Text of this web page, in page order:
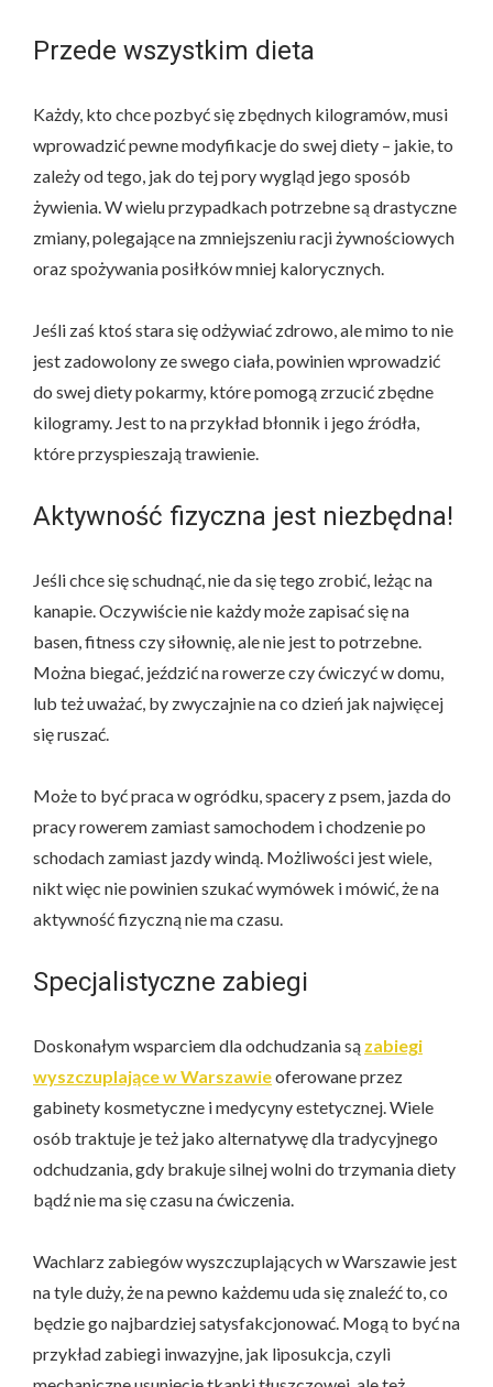
Przede wszystkim dieta
Każdy, kto chce pozbyć się zbędnych kilogramów, musi
wprowadzić pewne modyfikacje do swej diety – jakie, to
zależy od tego, jak do tej pory wygląd jego sposób
żywienia. W wielu przypadkach potrzebne są drastyczne
zmiany, polegające na zmniejszeniu racji żywnościowych
oraz spożywania posiłków mniej kalorycznych.
Jeśli zaś ktoś stara się odżywiać zdrowo, ale mimo to nie
jest zadowolony ze swego ciała, powinien wprowadzić
do swej diety pokarmy, które pomogą zrzucić zbędne
kilogramy. Jest to na przykład błonnik i jego źródła,
które przyspieszają trawienie.
Aktywność fizyczna jest niezbędna!
Jeśli chce się schudnąć, nie da się tego zrobić, leżąc na
kanapie. Oczywiście nie każdy może zapisać się na
basen, fitness czy siłownię, ale nie jest to potrzebne.
Można biegać, jeździć na rowerze czy ćwiczyć w domu,
lub też uważać, by zwyczajnie na co dzień jak najwięcej
się ruszać.
Może to być praca w ogródku, spacery z psem, jazda do
pracy rowerem zamiast samochodem i chodzenie po
schodach zamiast jazdy windą. Możliwości jest wiele,
nikt więc nie powinien szukać wymówek i mówić, że na
aktywność fizyczną nie ma czasu.
Specjalistyczne zabiegi
Doskonałym wsparciem dla odchudzania są zabiegi
wyszczuplające w Warszawieoferowane przez
gabinety kosmetyczne i medycyny estetycznej. Wiele
osób traktuje je też jako alternatywę dla tradycyjnego
odchudzania, gdy brakuje silnej wolni do trzymania diety
bądź nie ma się czasu na ćwiczenia.
Wachlarz zabiegów wyszczuplających w Warszawie jest
na tyle duży, że na pewno każdemu uda się znaleźć to, co
będzie go najbardziej satysfakcjonować. Mogą to być na
przykład zabiegi inwazyjne, jak liposukcja, czyli